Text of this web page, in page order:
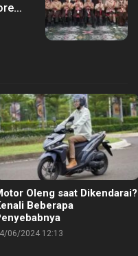
Oleng saat Dikendarai?
Beberapa
06/2024 12:13